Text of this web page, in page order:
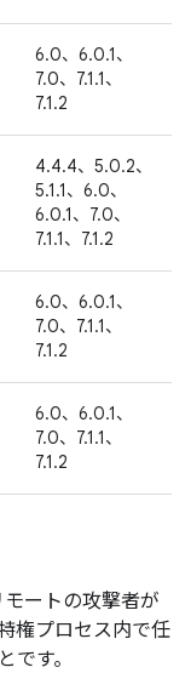
6.0、6.0.1、
7.0、7.1.1、
7.1.2
4.4.4、5.0.2、
5.1.1、6.0、
6.0.1、7.0、
7.1.1、7.1.2
6.0、6.0.1、
7.0、7.1.1、
7.1.2
6.0、6.0.1、
7.0、7.1.1、
7.1.2
ートの攻撃者が
権プロセス内で任
す。